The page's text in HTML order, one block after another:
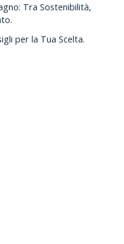
Tra Sostenibilità,
per la Tua Scelta.